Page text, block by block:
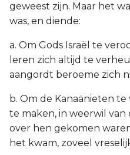
geweest zijn. Maar het
was, en diende:
a. Om Gods Israël te
leren zich altijd te
aangordt beroeme zich
b. Om de Kanaänieten
te maken, in weerwil van
over hen gekomen
het kwam, zoveel